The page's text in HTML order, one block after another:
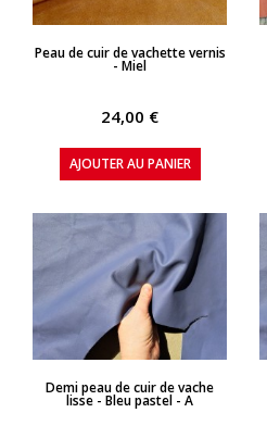
APERÇU RAPIDE
Peau de cuir de vachette vernis
- Miel
24,00 €
AJOUTER AU PANIER
APERÇU RAPIDE
Demi peau de cuir de vache
lisse - Bleu pastel - A